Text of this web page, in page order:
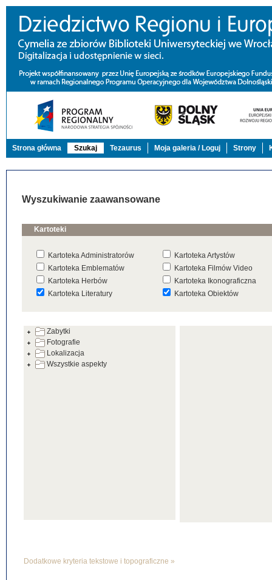
Strona główna Szukaj Tezaurus Moja galeria / Loguj Strony
Wyszukiwanie zaawansowane
Kartoteki
Kartoteka Administratorów
Kartoteka Artystów
Kartoteka Emblematów
Kartoteka Filmów Video
Kartoteka Herbów
Kartoteka Ikonograficzna
Kartoteka Literatury
Kartoteka Obiektów
Kartoteka Warsztatów
Kartoteka Zabytków
Zabytki
Fotografie
Lokalizacja
Wszystkie aspekty
Dodatkowe kryteria tekstowe i topograficzne »